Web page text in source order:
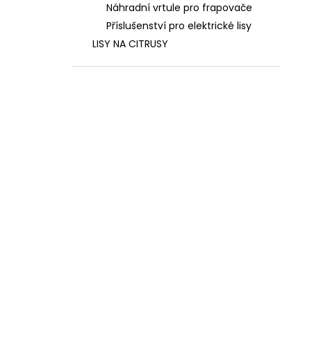
Náhradní vrtule pro frapovače
Příslušenství pro elektrické lisy
LISY NA CITRUSY